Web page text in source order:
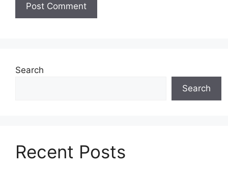
Search
Search
Recent Posts